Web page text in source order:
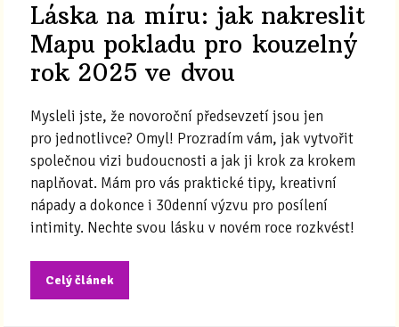
Láska na míru: jak nakreslit
Mapu pokladu pro kouzelný
rok 2025 ve dvou
Mysleli jste, že novoroční předsevzetí jsou jen
pro jednotlivce? Omyl! Prozradím vám, jak vytvořit
společnou vizi budoucnosti a jak ji krok za krokem
naplňovat. Mám pro vás praktické tipy, kreativní
nápady a dokonce i 30denní výzvu pro posílení
intimity. Nechte svou lásku v novém roce rozkvést!
Celý článek